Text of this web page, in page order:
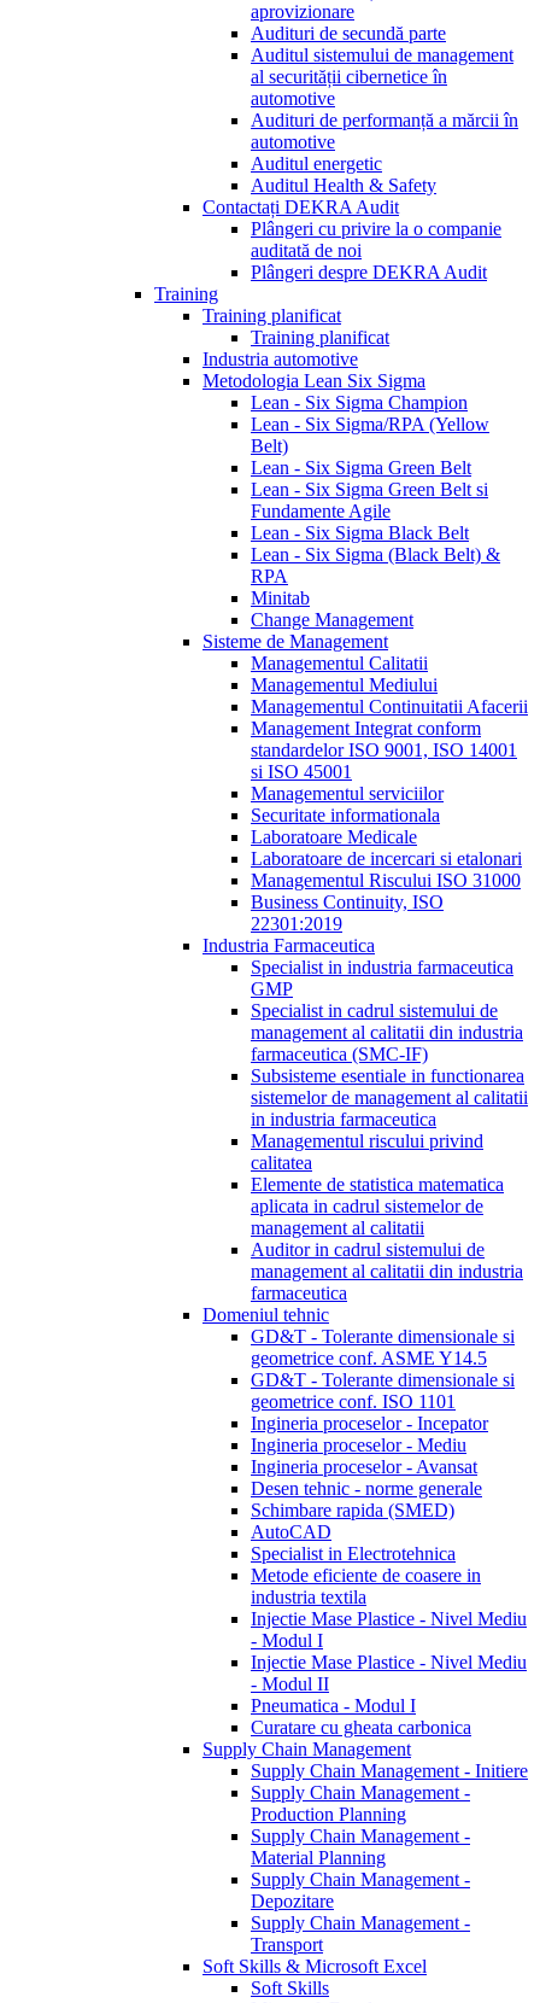
aprovizionare
Audituri de secundă parte
Auditul sistemului de management
al securității cibernetice în
automotive
Audituri de performanță a mărcii în
automotive
Auditul energetic
Auditul Health & Safety
Contactați DEKRA Audit
Plângeri cu privire la o companie
auditată de noi
Plângeri despre DEKRA Audit
Training
Training planificat
Training planificat
Industria automotive
Metodologia Lean Six Sigma
Lean - Six Sigma Champion
Lean - Six Sigma/RPA (Yellow
Belt)
Lean - Six Sigma Green Belt
Lean - Six Sigma Green Belt si
Fundamente Agile
Lean - Six Sigma Black Belt
Lean - Six Sigma (Black Belt) &
RPA
Minitab
Change Management
Sisteme de Management
Managementul Calitatii
Managementul Mediului
Managementul Continuitatii Afacerii
Management Integrat conform
standardelor ISO 9001, ISO 14001
si ISO 45001
Managementul serviciilor
Securitate informationala
Laboratoare Medicale
Laboratoare de incercari si etalonari
Managementul Riscului ISO 31000
Business Continuity, ISO
22301:2019
Industria Farmaceutica
Specialist in industria farmaceutica
GMP
Specialist in cadrul sistemului de
management al calitatii din industria
farmaceutica (SMC-IF)
Subsisteme esentiale in functionarea
sistemelor de management al calitatii
in industria farmaceutica
Managementul riscului privind
calitatea
Elemente de statistica matematica
aplicata in cadrul sistemelor de
management al calitatii
Auditor in cadrul sistemului de
management al calitatii din industria
farmaceutica
Domeniul tehnic
GD&T - Tolerante dimensionale si
geometrice conf. ASME Y14.5
GD&T - Tolerante dimensionale si
geometrice conf. ISO 1101
Ingineria proceselor - Incepator
Ingineria proceselor - Mediu
Ingineria proceselor - Avansat
Desen tehnic - norme generale
Schimbare rapida (SMED)
AutoCAD
Specialist in Electrotehnica
Metode eficiente de coasere in
industria textila
Injectie Mase Plastice - Nivel Mediu
- Modul I
Injectie Mase Plastice - Nivel Mediu
- Modul II
Pneumatica - Modul I
Curatare cu gheata carbonica
Supply Chain Management
Supply Chain Management - Initiere
Supply Chain Management -
Production Planning
Supply Chain Management -
Material Planning
Supply Chain Management -
Depozitare
Supply Chain Management -
Transport
Soft Skills & Microsoft Excel
Soft Skills